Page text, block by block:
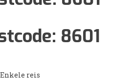
8601
Enkele reis